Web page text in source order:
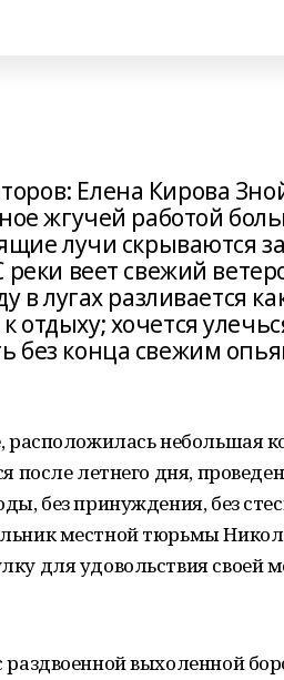
Елена Кирова
жгучей работой
лучи скрываются
веет свежий
в лугах разливается
хочется
без конца свежим
расположилась небольшая
после летнего дня,
без принуждения, без
местной тюрьмы
для удовольствия своей
выхоленной